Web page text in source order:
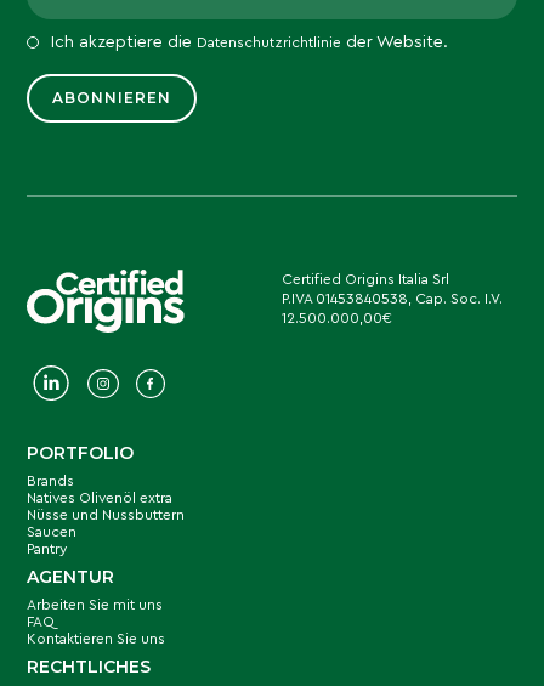
Ich akzeptiere die Datenschutzrichtlinie der Website.
Certified Origins Italia Srl
P.IVA 01453840538, Cap. Soc. I.V.
12.500.000,00€
PORTFOLIO
Brands
Natives Olivenöl extra
Nüsse und Nussbuttern
Saucen
Pantry
AGENTUR
Arbeiten Sie mit uns
FAQ
Kontaktieren Sie uns
RECHTLICHES